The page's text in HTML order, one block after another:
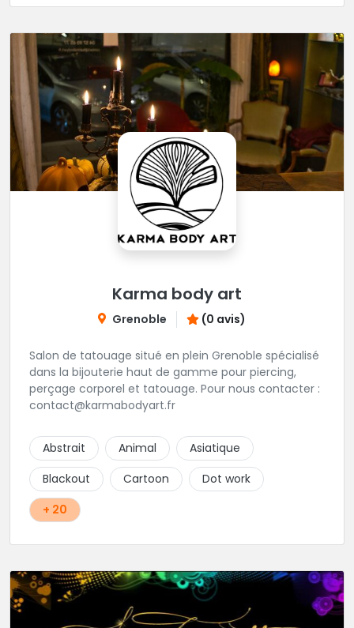
Karma body art
Grenoble (0 avis)
Salon de tatouage situé en plein Grenoble spécialisé
dans la bijouterie haut de gamme pour piercing,
perçage corporel et tatouage. Pour nous contacter :
contact@karmabodyart.fr
Abstrait Animal
Asiatique
Blackout
Cartoon
Dot work
+ 20